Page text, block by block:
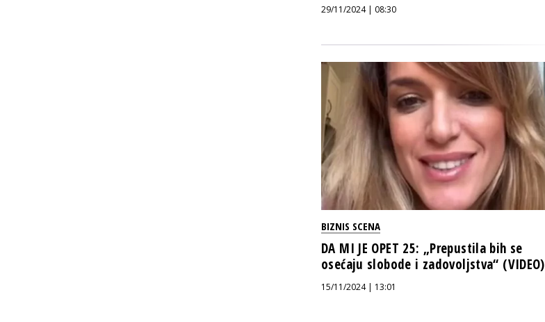
29/11/2024 | 08:30
BIZNIS SCENA
DA MI JE OPET 25: „Prepustila bih se
osećaju slobode i zadovoljstva“ (VIDEO)
15/11/2024 | 13:01